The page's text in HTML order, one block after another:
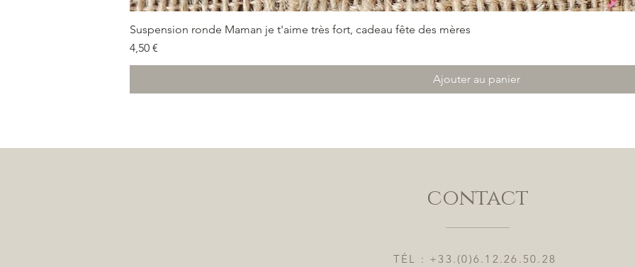
Aperçu rapide
Suspension ronde Maman je t'aime très fort, cadeau fête des mères
Prix
4,50 €
Ajouter au panier
contact
TÉL : +33.(0)6.12.26.50.28